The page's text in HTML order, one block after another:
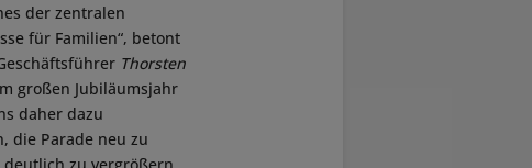
der zentralen
für Familien“, betont
Thorsten
großen Jubiläumsjahr
daher dazu
die Parade neu zu